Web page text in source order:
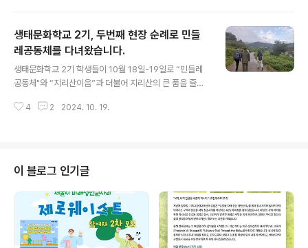
우리의 삶과 사회를 새롭게 바라보는 귀중한 시간을 경험
하게 될 것입니다. 이는 단순한 여행이 아닌, 우리의 영혼이
하나님과 더욱 가까워지는 거룩한 순례가 될 것입니다. 🌾
일시: 2024년 11월 8일(금) - 9일(토) 🌾 장소: DMZ 일
대 (해마루광성수도원, 덕진산성, 해마루촌게스트하우스)
🌾대상: 과천교회 환경팀원 및 신청자 (선착순 15명)🌿 프
생태문화학교 2기, 두번째 현장 순례로 민들
레공동체를 다녀왔습니다.
생태문화학교 2기 학생들이 10월 18일-19일로 “민들레
공동체"와 “지리산이음”과 더불어 지리산의 큰 품을 즐겼
에 온 듯한 느낌을 받았다. 두번째 방문이지만, 도시의 번잡
에서 학생들이 농사와 모종 키우기를 배우는 모습은 특히
인상적이었다. 비록 공동체 식구들을 많이 볼 수는 없었지
만, 그들의 흔적과 노력이 곳곳에 묻어있었다.대안기술센
터에서는 지속 가능한 삶을 위한 다양한 실험들이 이루어
지고 있었다. 에너지 절약과 재생 가능한 자원 활용에 대한
그들의 열정과 노력은 우리 사회가 ..
4 2 2024. 10. 19.
이 블로그 인기글